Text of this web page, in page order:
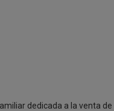
dedicada a la venta de